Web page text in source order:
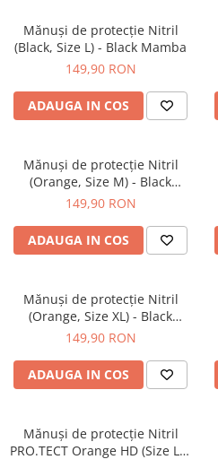
Accesorii Detailing Auto
Pulverizatoare
Pensule şi Perii
Mănuşi Nitril / Diverse
Seria PRO (5L & 25L)
Exterior
Jante şi Anvelope
Paint Protection Film (PPF)
Oferte Speciale
Distinct Lifestyle
Mănuşi de protecţie Nitril
(Black, Size L) - Black Mamba
149,90 RON
ADAUGA IN COS
Mănuşi de protecţie Nitril
(Orange, Size M) - Black
Mamba
149,90 RON
ADAUGA IN COS
Mănuşi de protecţie Nitril
(Orange, Size XL) - Black
Mamba
149,90 RON
ADAUGA IN COS
Mănuşi de protecţie Nitril
PRO.TECT Orange HD (Size L) -